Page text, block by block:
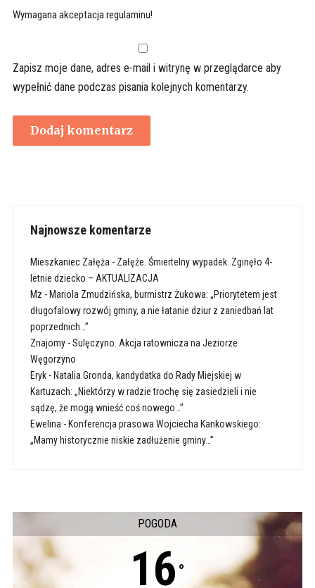
Wymagana akceptacja regulaminu!
Zapisz moje dane, adres e-mail i witrynę w przeglądarce aby
wypełnić dane podczas pisania kolejnych komentarzy.
Najnowsze komentarze
Mieszkaniec Załęża - Załęże. Śmiertelny wypadek. Zginęło 4-
letnie dziecko – AKTUALIZACJA
Mz - Mariola Zmudzińska, burmistrz Żukowa: „Priorytetem jest
długofalowy rozwój gminy, a nie łatanie dziur z zaniedbań lat
poprzednich…”
Znajomy-Sulęczyno. Akcja ratownicza na Jeziorze
Węgorzyno
Eryk- Natalia Gronda, kandydatka do Rady Miejskiej w
Kartuzach: „Niektórzy w radzie trochę się zasiedzieli i nie
sądzę, że mogą wnieść coś nowego…”
Ewelina - Konferencja prasowa Wojciecha Kankowskiego:
„Mamy historycznie niskie zadłużenie gminy…”
POGODA
16 °